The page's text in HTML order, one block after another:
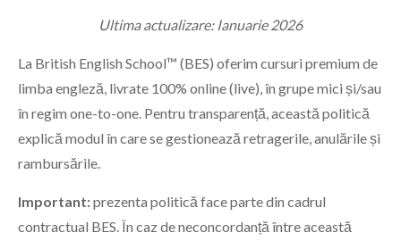
Ultima actualizare: Ianuarie 2026
La British English School™ (BES) oferim cursuri premium de
limba engleză, livrate 100% online (live), în grupe mici și/sau
în regim one-to-one. Pentru transparență, această politică
explică modul în care se gestionează retragerile, anulările și
rambursările.
Important:prezenta politică face parte din cadrul
contractual BES. În caz de neconcordanță între această